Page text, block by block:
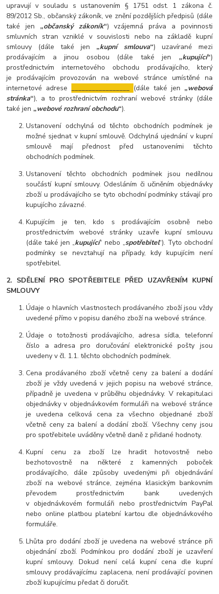
upravují v souladu s ustanovením § 1751 odst. 1 zákona č.
89/2012 Sb., občanský zákoník, ve znění pozdějších předpisů (dále
také jen „občanský zákoník“) vzájemná práva a povinnosti
smluvních stran vzniklé v souvislosti nebo na základě kupní
smlouvy (dále také jen „kupní smlouva“) uzavírané mezi
prodávajícím a jinou osobou (dále také jen „kupující“)
prostřednictvím internetového obchodu prodávajícího, který
je prodávajícím provozován na webové stránce umístěné na
internetové adrese
(dále také jen „webová
stránka“), a to prostřednictvím rozhraní webové stránky (dále
také jen „webové rozhraní obchodu“).
Ustanovení odchylná od těchto obchodních podmínek je
možné sjednat v kupní smlouvě. Odchylná ujednání v kupní
smlouvě mají přednost před ustanoveními těchto
obchodních podmínek.
Ustanovení těchto obchodních podmínek jsou nedílnou
součástí kupní smlouvy. Odesláním či učiněním objednávky
zboží u prodávajícího se tyto obchodní podmínky stávají pro
kupujícího závazné.
Kupujícím je ten, kdo s prodávajícím osobně nebo
prostřednictvím webové stránky uzavře kupní smlouvu
(dále také jen „kupující“ nebo „spotřebitel“). Tyto obchodní
podmínky se nevztahují na případy, kdy kupujícím není
spotřebitel.
2. SDĚLENÍ PRO SPOTŘEBITELE PŘED UZAVŘENÍM KUPNÍ
SMLOUVY
Údaje o hlavních vlastnostech prodávaného zboží jsou vždy
uvedené přímo v popisu daného zboží na webové stránce.
Údaje o totožnosti prodávajícího, adresa sídla, telefonní
číslo a adresa pro doručování elektronické pošty jsou
uvedeny v čl. 1.1. těchto obchodních podmínek.
Cena prodávaného zboží včetně ceny za balení a dodání
zboží je vždy uvedená v jejich popisu na webové stránce,
případně je uvedena v průběhu objednávky. V rekapitulaci
objednávky v objednávkovém formuláři na webové stránce
je uvedena celková cena za všechno objednané zboží
včetně ceny za balení a dodání zboží. Všechny ceny jsou
pro spotřebitele uváděny včetně daně z přidané hodnoty.
Kupní cenu za zboží lze hradit hotovostně nebo
bezhotovostně na některé z kamenných poboček
prodávajícího, dále způsoby uvedenými při objednávání
zboží na webové stránce, zejména klasickým bankovním
převodem prostřednictvím bank uvedených
v objednávkovém formuláři nebo prostřednictvím PayPal
nebo online platbou platební kartou dle objednávkového
formuláře.
Lhůta pro dodání zboží je uvedena na webové stránce při
objednání zboží. Podmínkou pro dodání zboží je uzavření
kupní smlouvy. Dokud není celá kupní cena dle kupní
smlouvy prodávajícímu zaplacena, není prodávající povinen
zboží kupujícímu předat či doručit.